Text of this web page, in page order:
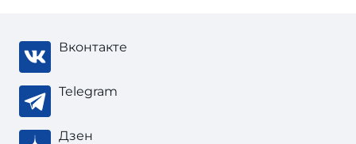
Вконтакте
Telegram
Дзен